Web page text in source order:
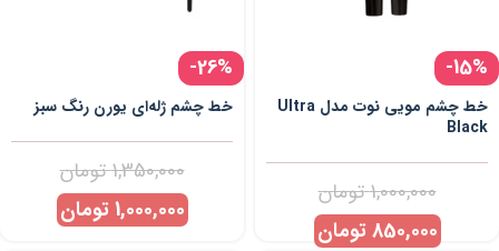
-15%
خط چشم مویی نوت مدل Ultra
Black
1,000,000تومان
850,000 تومان
-26%
خط چشم ژله‌ای یورن رنگ سبز
1,350,000تومان
1,000,000 تومان